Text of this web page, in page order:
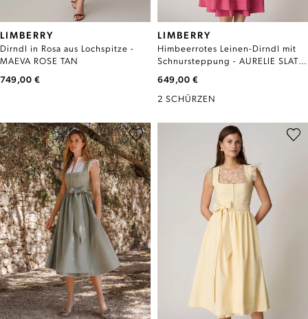
LIMBERRY
Dirndl in Rosa aus Lochspitze -
MAEVA ROSE TAN
749,00 €
LIMBERRY
Himbeerrotes Leinen-Dirndl mit
Schnursteppung - AURELIE SLATE
649,00 €
2 SCHÜRZEN